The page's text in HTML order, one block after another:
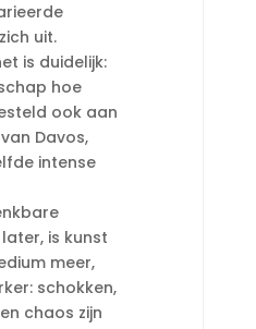
uit.
is duidelijk:
hoe
ook aan
Davos,
intense
is kunst
meer,
schokken,
chaos zijn